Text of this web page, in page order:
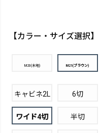
【カラー・サイズ選択】
M20(木地) M21(ブラウン)
キャビネ2L 6切
ワイド4切 半切